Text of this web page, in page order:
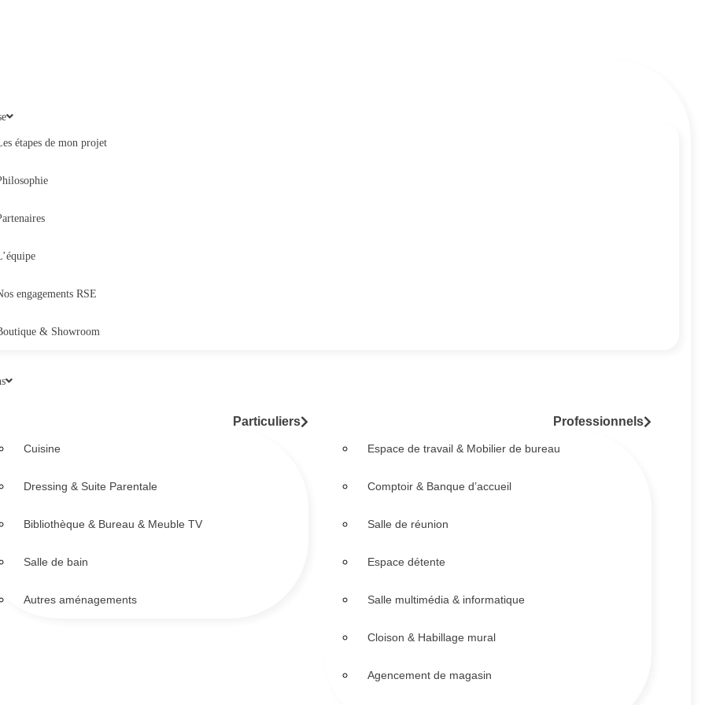
étapes de mon projet
engagements RSE
& Showroom
Particuliers
Cuisine
Dressing & Suite Parentale
Bibliothèque & Bureau & Meuble TV
Salle de bain
Autres aménagements
Professionnels
Espace de travail & Mobilier de bureau
Comptoir & Banque d’accueil
Salle de réunion
Espace détente
Salle multimédia & informatique
Cloison & Habillage mural
Agencement de magasin